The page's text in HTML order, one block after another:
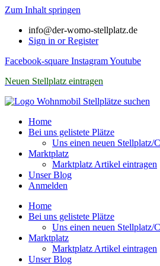
Zum Inhalt springen
info@der-womo-stellplatz.de
Sign in or Register
Facebook-square InstagramYoutube
Neuen Stellplatz eintragen
Home
Bei uns gelistete Plätze
Uns einen neuen Stellplatz/
Marktplatz
Marktplatz Artikel eintragen
Unser Blog
Anmelden
Home
Bei uns gelistete Plätze
Uns einen neuen Stellplatz/
Marktplatz
Marktplatz Artikel eintragen
Unser Blog